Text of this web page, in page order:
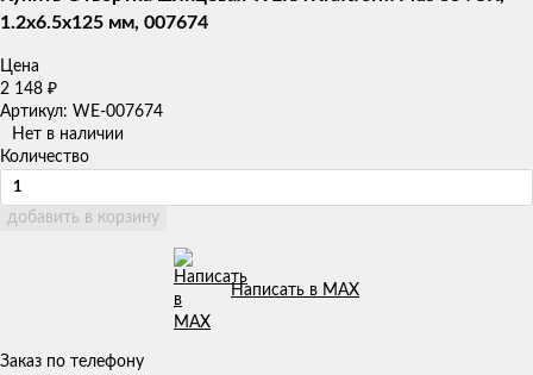
1.2x6.5x125 мм, 007674
Цена
2 148 ₽
Артикул: WE-007674
Нет в наличии
Количество
добавить в корзину
Написать в MAX
Заказ по телефону